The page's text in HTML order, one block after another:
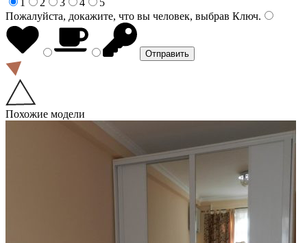
Пожалуйста, докажите, что вы человек, выбрав Ключ.
Похожие модели